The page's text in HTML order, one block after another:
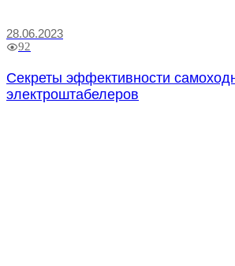
28.06.2023
92
Секреты эффективности
электроштабелеров